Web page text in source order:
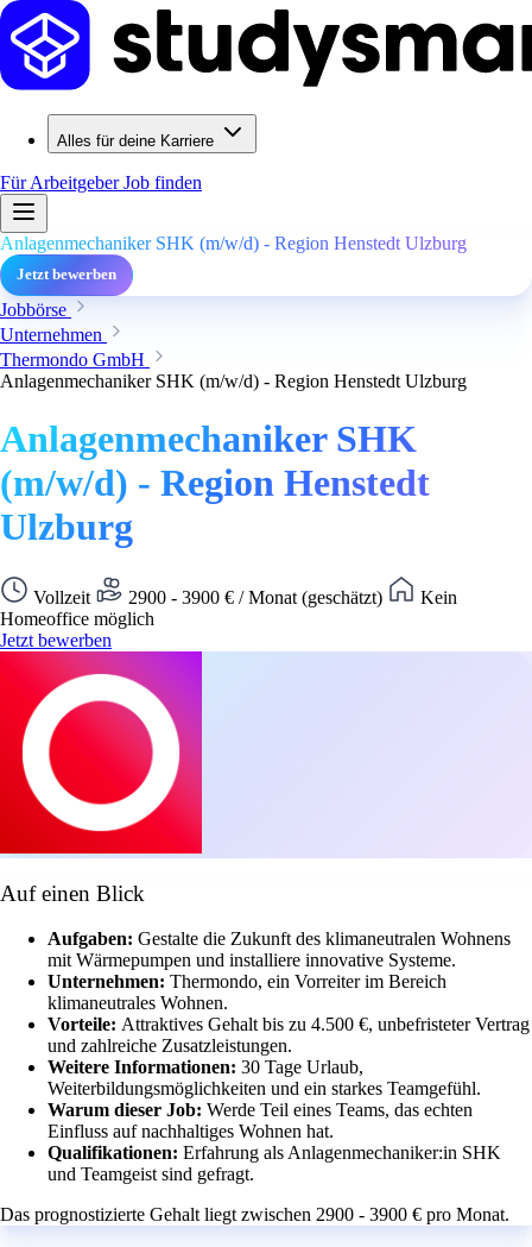
Alles für deine Karriere
Für ArbeitgeberJob finden
Anlagenmechaniker SHK (m/w/d) - Region Henstedt Ulzburg
Jetzt bewerben
Jobbörse
Unternehmen
Thermondo GmbH
Anlagenmechaniker SHK (m/w/d) - Region Henstedt Ulzburg
Anlagenmechaniker SHK
(m/w/d) - Region Henstedt
Ulzburg
Vollzeit 2900 - 3900 € / Monat (geschätzt)
Kein
Homeoffice möglich
Jetzt bewerben
Auf einen Blick
Aufgaben: Gestalte die Zukunft des klimaneutralen Wohnens
mit Wärmepumpen und installiere innovative Systeme.
Unternehmen: Thermondo, ein Vorreiter im Bereich
klimaneutrales Wohnen.
Vorteile: Attraktives Gehalt bis zu 4.500 €, unbefristeter Vertrag
und zahlreiche Zusatzleistungen.
Weitere Informationen: 30 Tage Urlaub,
Weiterbildungsmöglichkeiten und ein starkes Teamgefühl.
Warum dieser Job: Werde Teil eines Teams, das echten
Einfluss auf nachhaltiges Wohnen hat.
Qualifikationen: Erfahrung als Anlagenmechaniker:in SHK
und Teamgeist sind gefragt.
Das prognostizierte Gehalt liegt zwischen 2900 - 3900 € pro Monat.